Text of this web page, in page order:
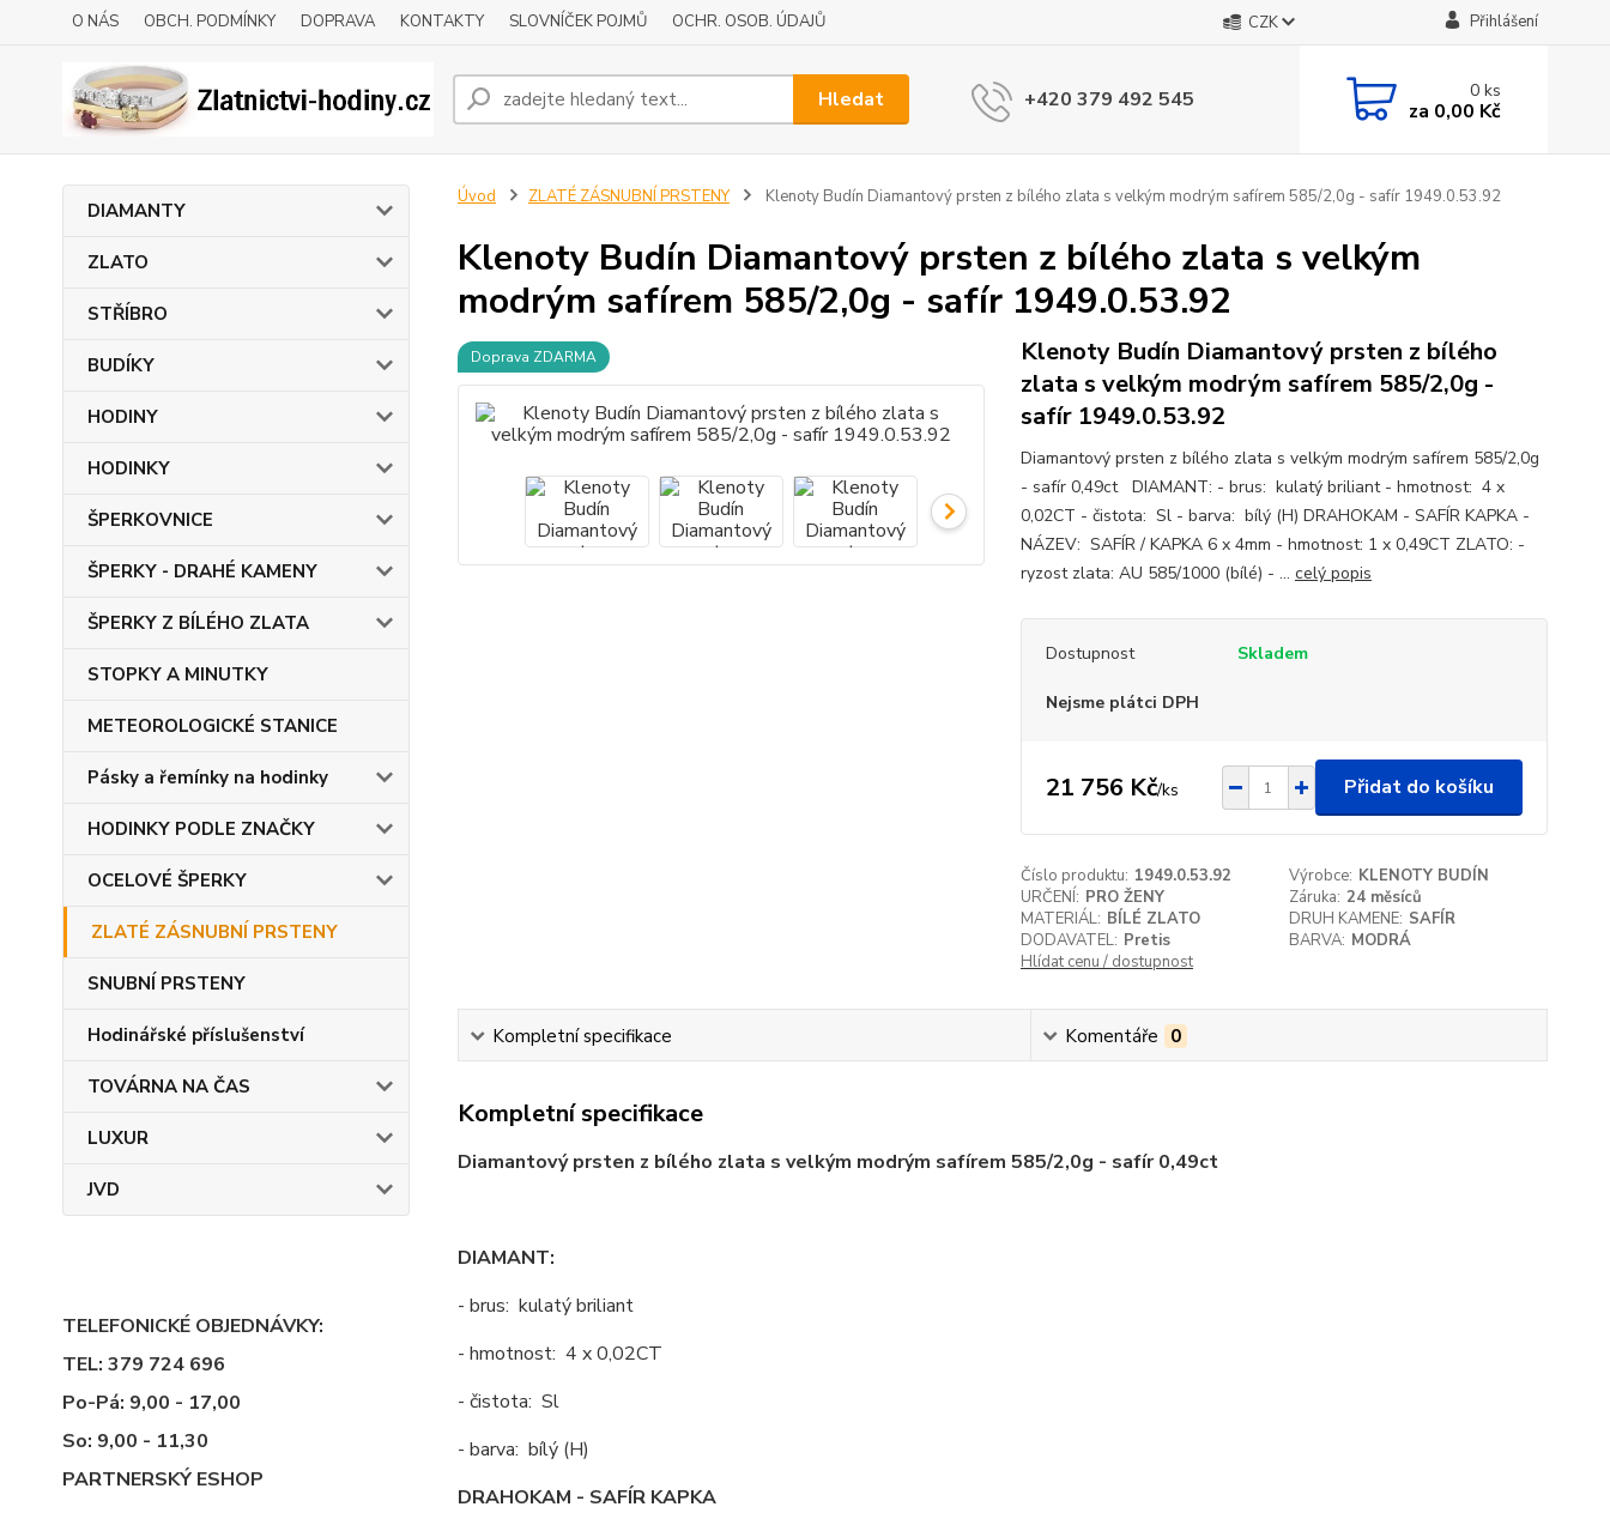
O NÁS OBCH. PODMÍNKY DOPRAVA KONTAKTY SLOVNÍČEK POJMŮ OCHR. OSOB. ÚDAJŮ CZK Přihlášení
Hledat +420 379 492 545 0ks
za 0,00 Kč
DIAMANTY
ZLATO
STŘÍBRO
BUDÍKY
HODINY
HODINKY
ŠPERKOVNICE
ŠPERKY - DRAHÉ KAMENY
ŠPERKY Z BÍLÉHO ZLATA
STOPKY A MINUTKY
METEOROLOGICKÉ STANICE
Pásky a řemínky na hodinky
HODINKY PODLE ZNAČKY
OCELOVÉ ŠPERKY
ZLATÉ ZÁSNUBNÍ PRSTENY
SNUBNÍ PRSTENY
Hodinářské příslušenství
TOVÁRNA NA ČAS
LUXUR
JVD
TELEFONICKÉ OBJEDNÁVKY:
TEL: 379 724 696
Po-Pá: 9,00 - 17,00
So: 9,00 - 11,30
PARTNERSKÝ ESHOP
Úvod ZLATÉ ZÁSNUBNÍ PRSTENY Klenoty Budín Diamantový prsten z bílého zlata s velkým modrým safírem 585/2,0g - safír 1949.0.53.92
Klenoty Budín Diamantový prsten z bílého zlata s velkým
modrým safírem 585/2,0g - safír 1949.0.53.92
Doprava ZDARMA
Klenoty Budín Diamantový prsten z bílého
zlata s velkým modrým safírem 585/2,0g -
safír 1949.0.53.92
Diamantový prsten z bílého zlata s velkým modrým safírem 585/2,0g
- safír 0,49ct DIAMANT: - brus: kulatý briliant - hmotnost: 4 x
0,02CT - čistota: Sl - barva: bílý (H) DRAHOKAM - SAFÍR KAPKA -
NÁZEV: SAFÍR / KAPKA 6 x 4mm - hmotnost: 1 x 0,49CT ZLATO: -
ryzost zlata: AU 585/1000 (bílé) - ... celý popis
Dostupnost Skladem
Nejsme plátci DPH
21 756 Kč/ks Přidat do košíku
Číslo produktu: 1949.0.53.92 Výrobce: KLENOTY BUDÍN
URČENÍ: PRO ŽENY Záruka: 24 měsíců
MATERIÁL: BÍLÉ ZLATO DRUH KAMENE: SAFÍR
DODAVATEL: Pretis BARVA: MODRÁ
Hlídat cenu / dostupnost
Kompletní specifikace Komentáře 0
Kompletní specifikace
Diamantový prsten z bílého zlata s velkým modrým safírem 585/2,0g - safír 0,49ct
DIAMANT:
- brus: kulatý briliant
- hmotnost: 4 x 0,02CT
- čistota: Sl
- barva: bílý (H)
DRAHOKAM - SAFÍR KAPKA